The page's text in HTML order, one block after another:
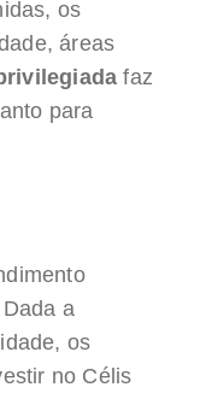
os
áreas
faz
para
a
os
no Célis